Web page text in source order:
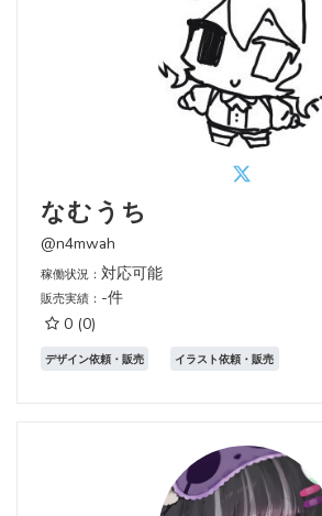
なむうち
@n4mwah
稼働状況： 対応可能
販売実績： -件
0 (0)
デザイン依頼・販売 イラスト依頼・販売